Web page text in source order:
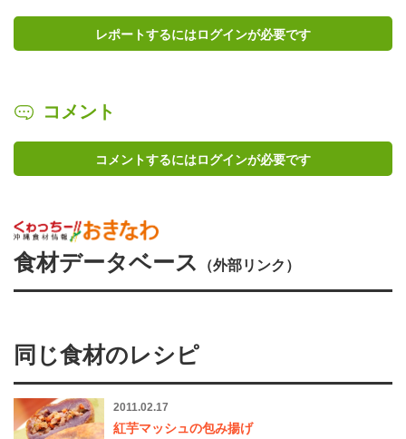
レポートするにはログインが必要です
コメント
コメントするにはログインが必要です
食材データベース （外部リンク）
同じ食材のレシピ
2011.02.17
紅芋マッシュの包み揚げ